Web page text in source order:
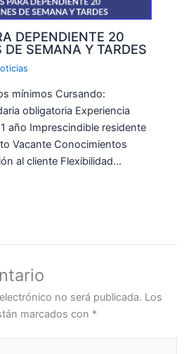
DEPENDIENTE 20
DE SEMANA Y TARDES
mínimos Cursando:
obligatoria Experiencia
año Imprescindible residente
Vacante Conocimientos
al cliente Flexibilidad…
no será publicada. Los
marcados con *